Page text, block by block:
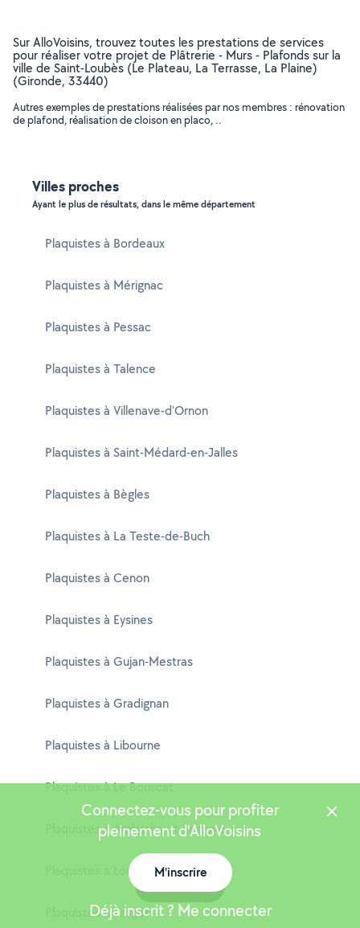
Sur AlloVoisins, trouvez toutes les prestations de services
pour réaliser votre projet de Plâtrerie - Murs - Plafonds sur la
ville de Saint-Loubès (Le Plateau, La Terrasse, La Plaine)
(Gironde, 33440)
Autres exemples de prestations réalisées par nos membres : rénovation
de plafond, réalisation de cloison en placo, ..
Villes proches
Ayant le plus de résultats, dans le même département
Plaquistes à Bordeaux
Plaquistes à Mérignac
Plaquistes à Pessac
Plaquistes à Talence
Plaquistes à Villenave-d'Ornon
Plaquistes à Saint-Médard-en-Jalles
Plaquistes à Bègles
Plaquistes à La Teste-de-Buch
Plaquistes à Cenon
Plaquistes à Eysines
Plaquistes à Gujan-Mestras
Plaquistes à Gradignan
Plaquistes à Libourne
Plaquistes à Le Bouscat
Plaquistes à Ambarès-et-Lagrave
Plaquistes à Lormont
Plaquistes à Bruges
Connectez-vous pour profiter
pleinement d'AlloVoisins
M'inscrire
Déjà inscrit ? Me connecter